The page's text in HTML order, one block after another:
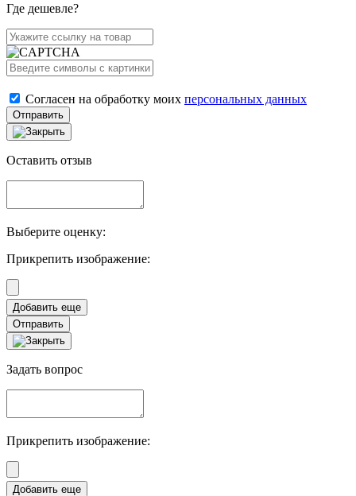
Где дешевле?
Согласен на обработку моих персональных данных
Отправить
Оставить отзыв
Выберите оценку:
Прикрепить изображение:
Отправить
Задать вопрос
Прикрепить изображение: